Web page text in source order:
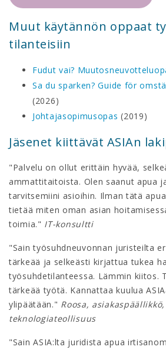
Muut käytännön oppaat
tilanteisiin
Fudut vai?
Sa du sparken? Guide för
(2026)
Johtajasopimusopas(2019)
Jäsenet kiittävät ASIAn
"Palvelu on ollut erittäin hyvää,
ammattitaitoista. Olen saanut apua
tarvitsemiini asioihin. Ilman tätä
tietää miten oman asian
toimia." IT-konsultti
"Sain työsuhdneuvonnan juristeilta
tärkeää ja selkeästi kirjattua tukea
työsuhdetilanteessa. Lämmin kiitos.
tärkeää työtä. Kannattaa kuulua
ylipäätään." Roosa, asiakaspäällikkö,
teknologiateollisuus
"Sain ASIA:lta juridista apua